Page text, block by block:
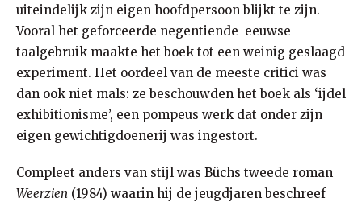
uiteindelijk zijn eigen hoofdpersoon blijkt te zijn.
Vooral het geforceerde negentiende-eeuwse
taalgebruik maakte het boek tot een weinig geslaagd
experiment. Het oordeel van de meeste critici was
dan ook niet mals: ze beschouwden het boek als ‘ijdel
exhibitionisme’, een pompeus werk dat onder zijn
eigen gewichtigdoenerij was ingestort.
Compleet anders van stijl was Büchs tweede roman
Weerzien (1984) waarin hij de jeugdjaren beschreef